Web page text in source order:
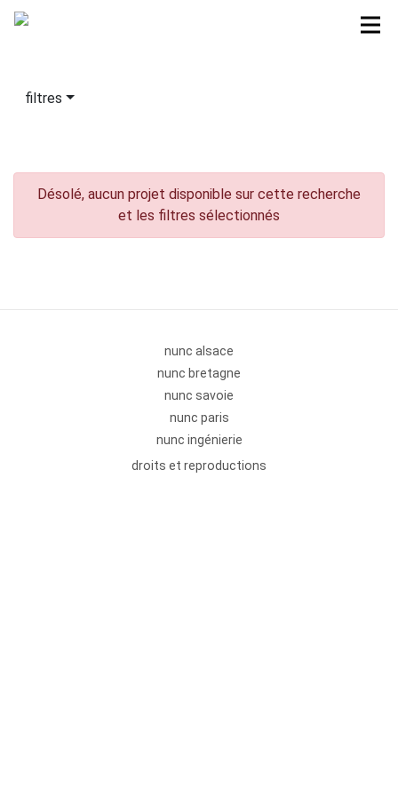
filtres
Désolé, aucun projet disponible sur cette recherche
et les filtres sélectionnés
nunc alsace
nunc bretagne
nunc savoie
nunc paris
nunc ingénierie
droits et reproductions